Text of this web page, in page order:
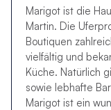
Marigot ist die
Martin. Die
Boutiquen
vielfältig und
Küche. Natürlich
sowie lebhafte
Marigot ist ein